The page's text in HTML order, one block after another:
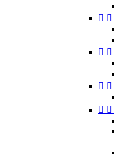
 
 
 
 